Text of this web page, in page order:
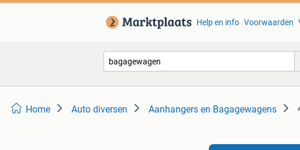
Help en info Voorwaarden
Home Auto diversen Aanhangers en Bagagewagens